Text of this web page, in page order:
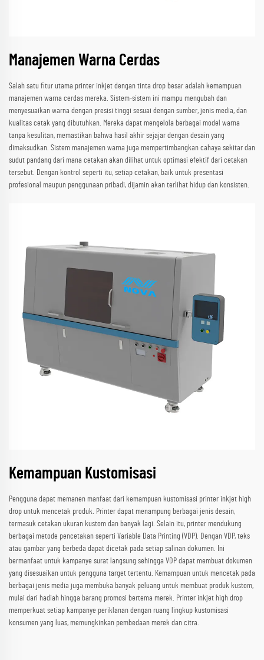
Manajemen Warna Cerdas
Salah satu fitur utama printer inkjet dengan tinta drop besar adalah kemampuan
manajemen warna cerdas mereka. Sistem-sistem ini mampu mengubah dan
menyesuaikan warna dengan presisi tinggi sesuai dengan sumber, jenis media, dan
kualitas cetak yang dibutuhkan. Mereka dapat mengelola berbagai model warna
tanpa kesulitan, memastikan bahwa hasil akhir sejajar dengan desain yang
dimaksudkan. Sistem manajemen warna juga mempertimbangkan cahaya sekitar dan
sudut pandang dari mana cetakan akan dilihat untuk optimasi efektif dari cetakan
tersebut. Dengan kontrol seperti itu, setiap cetakan, baik untuk presentasi
profesional maupun penggunaan pribadi, dijamin akan terlihat hidup dan konsisten.
Kemampuan Kustomisasi
Pengguna dapat memanen manfaat dari kemampuan kustomisasi printer inkjet high
drop untuk mencetak produk. Printer dapat menampung berbagai jenis desain,
termasuk cetakan ukuran kustom dan banyak lagi. Selain itu, printer mendukung
berbagai metode pencetakan seperti Variable Data Printing (VDP). Dengan VDP, teks
atau gambar yang berbeda dapat dicetak pada setiap salinan dokumen. Ini
bermanfaat untuk kampanye surat langsung sehingga VDP dapat membuat dokumen
yang disesuaikan untuk pengguna target tertentu. Kemampuan untuk mencetak pada
berbagai jenis media juga membuka banyak peluang untuk membuat produk kustom,
mulai dari hadiah hingga barang promosi bertema merek. Printer inkjet high drop
memperkuat setiap kampanye periklanan dengan ruang lingkup kustomisasi
konsumen yang luas, memungkinkan pembedaan merek dan citra.